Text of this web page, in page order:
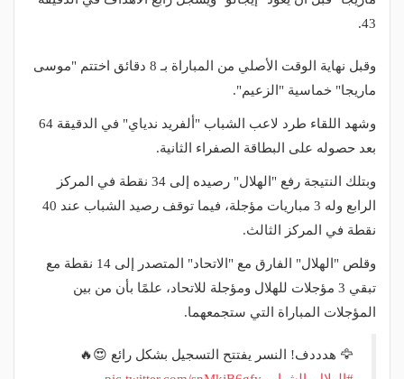
43.
وقبل نهاية الوقت الأصلي من المباراة بـ 8 دقائق اختتم "موسى
ماريجا" خماسية "الزعيم".
وشهد اللقاء طرد لاعب الشباب "ألفريد ندياي" في الدقيقة 64
بعد حصوله على البطاقة الصفراء الثانية.
وبتلك النتيجة رفع "الهلال" رصيده إلى 34 نقطة في المركز
الرابع وله 3 مباريات مؤجلة، فيما توقف رصيد الشباب عند 40
نقطة في المركز الثالث.
وقلص "الهلال" الفارق مع "الاتحاد" المتصدر إلى 14 نقطة مع
تبقي 3 مؤجلات للهلال ومؤجلة للاتحاد، علمًا بأن من بين
المؤجلات المباراة التي ستجمعهما.
🦅 هدددف! النسر يفتتح التسجيل بشكل رائع 😍🔥